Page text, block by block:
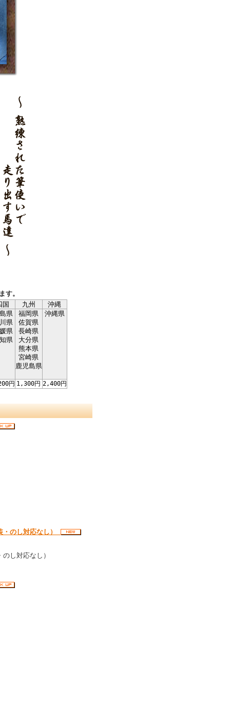
。
国
九州
沖縄
県
県
県
県
福岡県
佐賀県
長崎県
大分県
熊本県
宮崎県
鹿児島県
沖縄県
円 1,300円 2,400円
・のし対応なし）
し対応なし）